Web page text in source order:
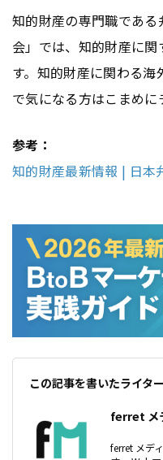
知的財産の専門職であ
会」では、知的財産に
す。知的財産に関わる
で気になる方はこまめに
参考：
知的財産最新情報 | 日本
この記事を書いたライター
ferret メ
ferret メデ